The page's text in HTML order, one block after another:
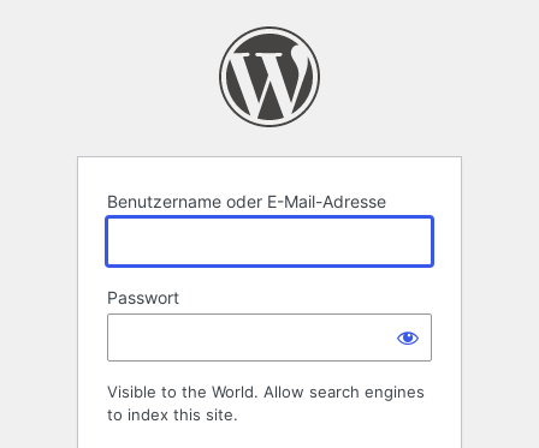
Benutzername oder E-Mail-Adresse
Passwort
Visible to the World. Allow search engines
to index this site.